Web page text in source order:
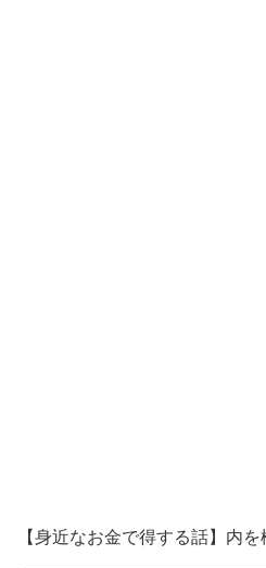
【身近なお金で得する話】内を